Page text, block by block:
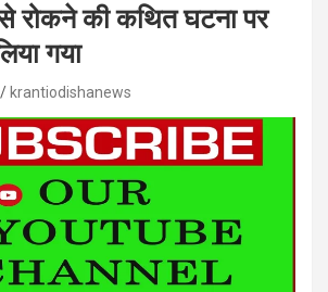
रोकने की कथित घटना पर
गया
krantiodishanews